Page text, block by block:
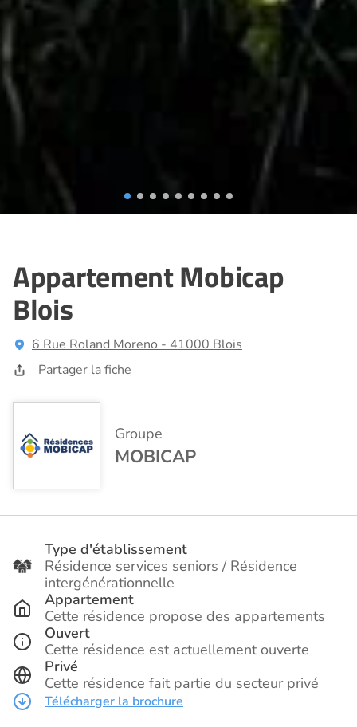
Appartement Mobicap
Blois
6 Rue Roland Moreno - 41000 Blois
Partager la fiche
Groupe
MOBICAP
Type d'établissement
Résidence services seniors / Résidence
intergénérationnelle
Appartement
Cette résidence propose des appartements
Ouvert
Cette résidence est actuellement ouverte
Privé
Cette résidence fait partie du secteur privé
Télécharger la brochure